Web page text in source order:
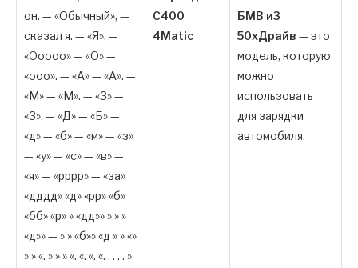
он. — «Обычный», —
сказал я. — «Я». —
«Ооооо» — «О» —
«ооо». — «А» — «А». —
«М» — «М». — «З» —
«З». — «Д» — «Б» —
«д» — «б» — «м» — «з»
— «у» — «с» — «в» —
«я» — «рррр» — «за»
«дддд» «д» «рр» «б»
«бб» «р» » «дд»» » » »
«д»» — » » «б»» «д » » «»
» » «. » » » «. «. «. «. . . . . »
С400
4Matic
БМВ и3
50xДрайв — это
модель, которую
можно
использовать
для зарядки
автомобиля.